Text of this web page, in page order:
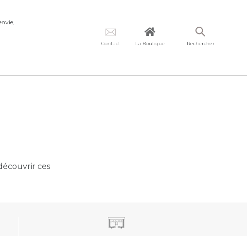
Contact La Boutique Rechercher
ces